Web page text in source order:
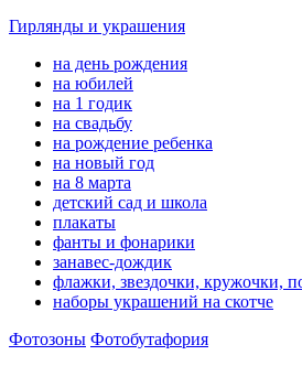
Гирлянды и украшения
на день рождения
на юбилей
на 1 годик
на свадьбу
на рождение ребенка
на новый год
на 8 марта
детский сад и школа
плакаты
фанты и фонарики
занавес-дождик
флажки, звездочки, кружочки,
наборы украшений на скотче
Фотозоны Фотобутафория